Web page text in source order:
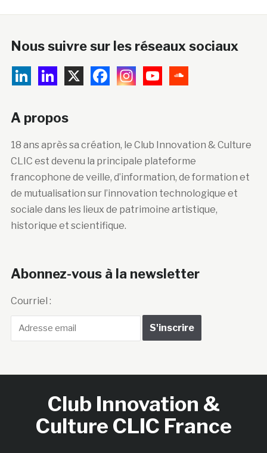
Nous suivre sur les réseaux sociaux
A propos
18 ans après sa création, le Club Innovation & Culture
CLIC est devenu la principale plateforme
francophone de veille, d’information, de formation et
de mutualisation sur l’innovation technologique et
sociale dans les lieux de patrimoine artistique,
historique et scientifique.
Abonnez-vous à la newsletter
Courriel :
Club Innovation &
Culture CLIC France